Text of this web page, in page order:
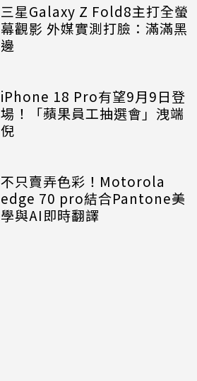
三星Galaxy Z Fold8主打全螢
幕觀影 外媒實測打臉：滿滿黑
邊
iPhone 18 Pro有望9月9日登
場！「蘋果員工抽選會」洩端
倪
不只賣弄色彩！Motorola
edge 70 pro結合Pantone美
學與AI即時翻譯